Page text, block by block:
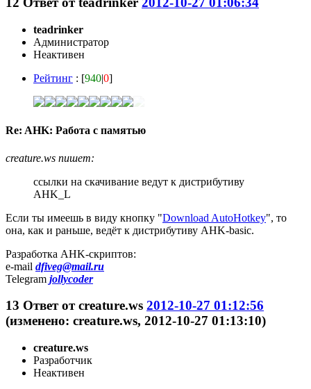
teadrinker
Администратор
Неактивен
Рейтинг : [940|0]
Re: AHK: Работа с памятью
creature.ws пишет:
ссылки на скачивание ведут к дистрибутиву
AHK_L
Если ты имеешь в виду кнопку "Download AutoHotkey", то
она, как и раньше, ведёт к дистрибутиву AHK-basic.
Разработка AHK-скриптов:
e-mail dfiveg@mail.ru
Telegram jollycoder
13 Ответ отcreature.ws 2012-10-27 01:12:56
(изменено: creature.ws, 2012-10-27 01:13:10)
creature.ws
Разработчик
Неактивен